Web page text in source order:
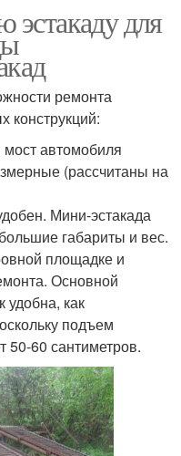
эстакаду для
ремонта
конструкций:
автомобиля
(рассчитаны на
Мини-эстакада
габариты и вес.
площадке и
Основной
удобна, как
подъем
50-60 сантиметров.